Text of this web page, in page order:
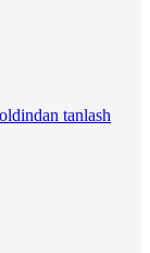
tanlash